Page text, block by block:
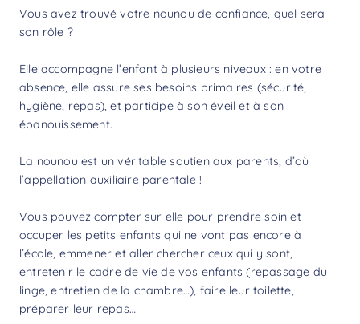
Vous avez trouvé votre nounou de confiance, quel sera
son rôle ?
Elle accompagne l’enfant à plusieurs niveaux : en votre
absence, elle assure ses besoins primaires (sécurité,
hygiène, repas), et participe à son éveil et à son
épanouissement.
La nounou est un véritable soutien aux parents, d’où
l’appellation auxiliaire parentale !
Vous pouvez compter sur elle pour prendre soin et
occuper les petits enfants qui ne vont pas encore à
l’école, emmener et aller chercher ceux qui y sont,
entretenir le cadre de vie de vos enfants (repassage du
linge, entretien de la chambre…), faire leur toilette,
préparer leur repas…